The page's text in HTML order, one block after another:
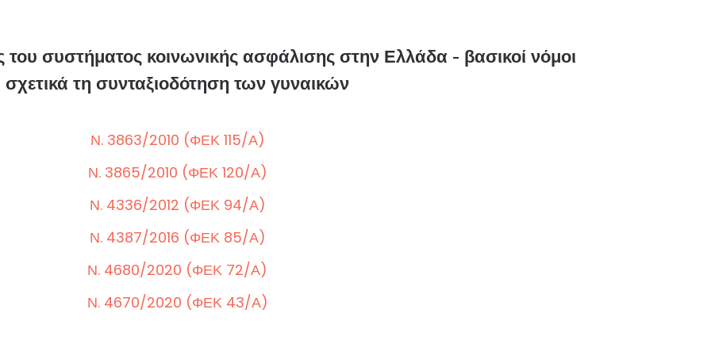
του συστήματος κοινωνικής ασφάλισης στην Ελλάδα - βασικοί νόμοι
σχετικά τη συνταξιοδότηση των γυναικών
Ν. 3863/2010 (ΦΕΚ 115/Α)
Ν. 3865/2010 (ΦΕΚ 120/Α)
Ν. 4336/2012 (ΦΕΚ 94/Α)
Ν. 4387/2016 (ΦΕΚ 85/Α)
Ν. 4680/2020 (ΦΕΚ 72/Α)
Ν. 4670/2020 (ΦΕΚ 43/Α)